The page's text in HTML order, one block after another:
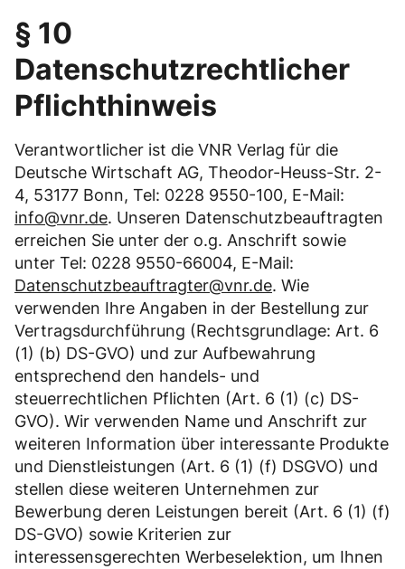
§ 10
Datenschutzrechtlicher
Pflichthinweis
Verantwortlicher ist die VNR Verlag für die
Deutsche Wirtschaft AG, Theodor-Heuss-Str. 2-
4, 53177 Bonn, Tel: 0228 9550-100, E-Mail:
info@vnr.de. Unseren Datenschutzbeauftragten
erreichen Sie unter der o.g. Anschrift sowie
unter Tel: 0228 9550-66004, E-Mail:
Datenschutzbeauftragter@vnr.de. Wie
verwenden Ihre Angaben in der Bestellung zur
Vertragsdurchführung (Rechtsgrundlage: Art. 6
(1) (b) DS-GVO) und zur Aufbewahrung
entsprechend den handels- und
steuerrechtlichen Pflichten (Art. 6 (1) (c) DS-
GVO). Wir verwenden Name und Anschrift zur
weiteren Information über interessante Produkte
und Dienstleistungen (Art. 6 (1) (f) DSGVO) und
stellen diese weiteren Unternehmen zur
Bewerbung deren Leistungen bereit (Art. 6 (1) (f)
DS-GVO) sowie Kriterien zur
interessensgerechten Werbeselektion, um Ihnen